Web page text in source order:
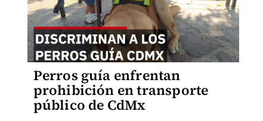
Perros guía enfrentan
prohibición en transporte
público de CdMx